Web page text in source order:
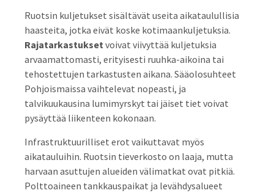
Ruotsin kuljetukset sisältävät useita aikataulullisia
haasteita, jotka eivät koske kotimaankuljetuksia.
Rajatarkastukset voivat viivyttää kuljetuksia
arvaamattomasti, erityisesti ruuhka-aikoina tai
tehostettujen tarkastusten aikana. Sääolosuhteet
Pohjoismaissa vaihtelevat nopeasti, ja
talvikuukausina lumimyrskyt tai jäiset tiet voivat
pysäyttää liikenteen kokonaan.
Infrastruktuurilliset erot vaikuttavat myös
aikatauluihin. Ruotsin tieverkosto on laaja, mutta
harvaan asuttujen alueiden välimatkat ovat pitkiä.
Polttoaineen tankkauspaikat ja levähdysalueet